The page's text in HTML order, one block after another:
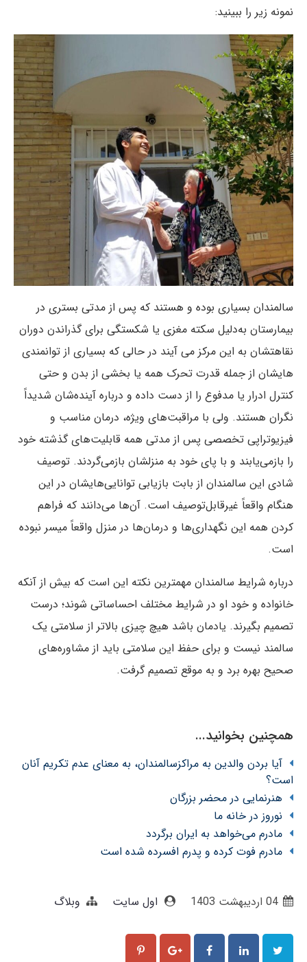
نمونه زیر را ببینید:
سالمندان بسیاری بوده و هستند که پس از مدتی بستری در
بیمارستان به‌دلیل سکته مغزی یا شکستگی برای گذراندن دوران
نقاهتشان به این مرکز می آیند در حالی که بسیاری از توانمندی
هایشان از جمله قدرت تحرک همه یا بخشی از بدن و حتی
کنترل ادرار یا مدفوع را از دست داده و درباره آینده‌شان شدیداً
نگران هستند. ولی با مراقبت‌های ویژه، درمان مناسب و
فیزیوتراپی تخصصی پس از مدتی همه قابلیت‌های گذشته خود
را بازمی‌یابند و با پای خود به منزلشان بازمی‌گردند. توصیف
شادی این سالمندان از بابت بازیابی توانایی‌هایشان در این
هنگام واقعاً غیرقابل‌توصیف است. آن‌ها می‌دانند که فراهم
کردن همه این نگهداری‌ها و درمان‌ها در منزل واقعاً میسر نبوده
است.
درباره شرایط سالمندان مهمترین نکته این است که بیش از آنکه
خانواده و خود او در شرایط مختلف احساساتی شوند؛ درست
تصمیم بگیرند. یادمان باشد هیچ چیزی بالاتر از سلامتی یک
سالمند نیست و برای حفظ این سلامتی باید از مشاوره‌های
صحیح بهره برد و به موقع تصمیم گرفت.
همچنین بخوانید...
آیا بردن والدین به مراکزسالمندان، به معنای عدم تکریم آنان
است؟
هنرنمایی در محضر بزرگان
نوروز در خانه ما
مادرم می‌خواهد به ایران برگردد
مادرم فوت کرده و پدرم افسرده شده است
04 ارديبهشت 1403 اول سایت وبلاگ